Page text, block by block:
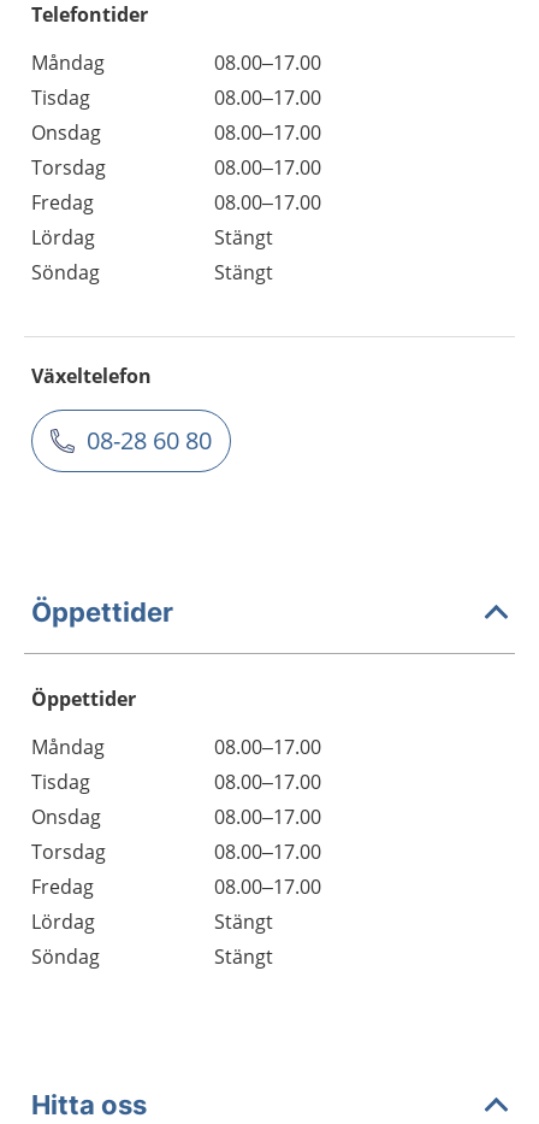
Telefontider
Måndag
08.00–17.00
Tisdag
08.00–17.00
Onsdag
08.00–17.00
Torsdag
08.00–17.00
Fredag
08.00–17.00
Lördag
Stängt
Söndag
Stängt
Växeltelefon
08-28 60 80
Öppettider
Öppettider
Dag
Öppettider
Kommentarer
Måndag
08.00–17.00
Tisdag
08.00–17.00
Onsdag
08.00–17.00
Torsdag
08.00–17.00
Fredag
08.00–17.00
Lördag
Stängt
Söndag
Stängt
Hitta oss